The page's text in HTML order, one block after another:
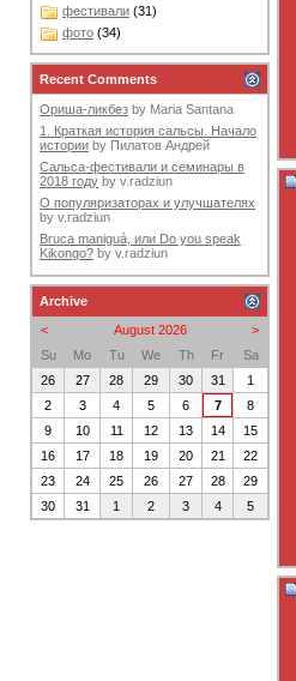
фестивали (31)
фото (34)
Recent Comments
Ориша-ликбез by Maria Santana
1. Краткая история сальсы. Начало
истории by Пилатов Андрей
Сальса-фестивали и семинары в
2018 году by v.radziun
О популяризаторах и улучшателях
by v.radziun
Bruca maniguá, или Do you speak
Kikongo? by v.radziun
Archive
<
>
August 2026
Su
Mo Tu We Th Fr
Sa
26
27 28 29 30 31
1
2
3 4 5 6 7
8
9
10 11 12 13 14
15
16
17 18 19 20 21
22
23
24 25 26 27 28
29
30
31 1 2 3 4 5